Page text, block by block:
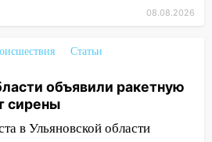
чебурашку»
область стала
проекта
08.08.2026
Статьи
объявили ракетную
сирены
в Ульяновской области